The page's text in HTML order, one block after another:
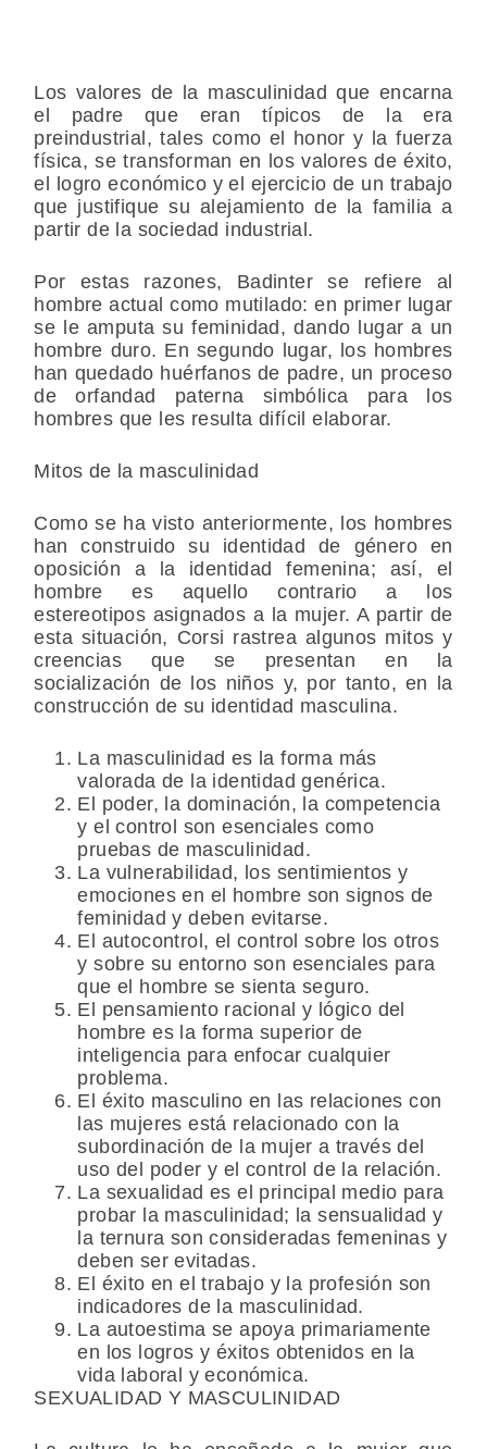
Los valores de la masculinidad que encarna
el padre que eran típicos de la era
preindustrial, tales como el honor y la fuerza
física, se transforman en los valores de éxito,
el logro económico y el ejercicio de un trabajo
que justifique su alejamiento de la familia a
partir de la sociedad industrial.
Por estas razones, Badinter se refiere al
hombre actual como mutilado: en primer lugar
se le amputa su feminidad, dando lugar a un
hombre duro. En segundo lugar, los hombres
han quedado huérfanos de padre, un proceso
de orfandad paterna simbólica para los
hombres que les resulta difícil elaborar.
Mitos de la masculinidad
Como se ha visto anteriormente, los hombres
han construido su identidad de género en
oposición a la identidad femenina; así, el
hombre es aquello contrario a los
estereotipos asignados a la mujer. A partir de
esta situación, Corsi rastrea algunos mitos y
creencias que se presentan en la
socialización de los niños y, por tanto, en la
construcción de su identidad masculina.
La masculinidad es la forma más
valorada de la identidad genérica.
El poder, la dominación, la competencia
y el control son esenciales como
pruebas de masculinidad.
La vulnerabilidad, los sentimientos y
emociones en el hombre son signos de
feminidad y deben evitarse.
El autocontrol, el control sobre los otros
y sobre su entorno son esenciales para
que el hombre se sienta seguro.
El pensamiento racional y lógico del
hombre es la forma superior de
inteligencia para enfocar cualquier
problema.
El éxito masculino en las relaciones con
las mujeres está relacionado con la
subordinación de la mujer a través del
uso del poder y el control de la relación.
La sexualidad es el principal medio para
probar la masculinidad; la sensualidad y
la ternura son consideradas femeninas y
deben ser evitadas.
El éxito en el trabajo y la profesión son
indicadores de la masculinidad.
La autoestima se apoya primariamente
en los logros y éxitos obtenidos en la
vida laboral y económica.
SEXUALIDAD Y MASCULINIDAD